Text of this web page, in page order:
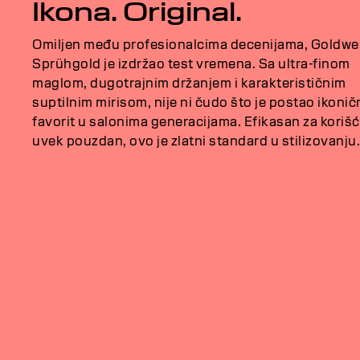
Ikona. Original.
Omiljen među profesionalcima decenijama,
Sprühgold je izdržao test vremena. Sa ultra-finom
maglom, dugotrajnim držanjem i karakterističnim
suptilnim mirisom, nije ni čudo što je postao
favorit u salonima generacijama. Efikasan za
uvek pouzdan, ovo je zlatni standard u stilizovanju.